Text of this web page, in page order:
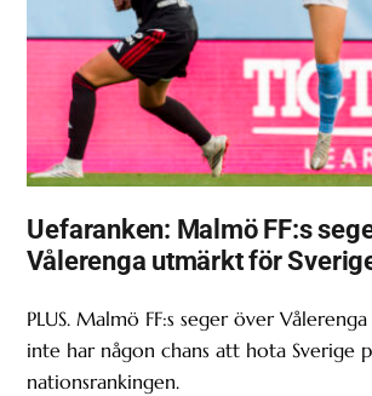
Uefaranken: Malmö FF:s
Vålerenga utmärkt för
PLUS. Malmö FF:s seger över
inte har någon chans att hota Sverige
nationsrankingen.